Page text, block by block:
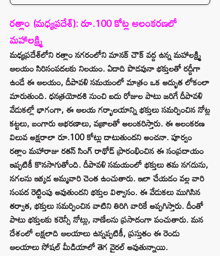
రత్లాం (మధ్యప్రదేశ్): రూ.100 కోట్ల అలంకరణలో
మహాలక్ష్మి
మధ్యప్రదేశ్‌లోని రత్లాం నగరంలోని మానక్ చౌక్ వద్ద ఉన్న మహాలక్ష్మి
ఆలయం సిరిసంపదలకు నిలయం. ఏడాది పొడవునా భక్తులతో రద్దీగా
ఉండే ఈ ఆలయం, దీపావళి సమయంలో మాత్రం ఒక అద్భుత లోకంలా
మారుతుంది. ధనత్రయోదశి నుంచి ఐదు రోజుల పాటు జరిగే దీపావళి
వేడుకల్లో భాగంగా, ఈ ఆలయ గర్భాలయాన్ని భక్తులు సమర్పించిన నోట్ల
కట్టలు, బంగారు ఆభరణాలు, వజ్రాలతో అలంకరిస్తారు. ఈ అలంకరణ
విలువ అక్షరాలా రూ.100 కోట్లు దాటుతుందని అంచనా. పూర్వం
రత్లాం మహారాజు రతన్ సింగ్ రాథోడ్ ప్రారంభించిన ఈ సంప్రదాయం
ఇప్పటికీ కొనసాగుతోంది. దీపావళి సమయంలో భక్తులు తమ నగదును,
నగలను ఇక్కడ అమ్మవారి చెంత ఉంచుతారు. ఇలా చేయడం వల్ల వారి
సంపద రెట్టింపు అవుతుందని భక్తుల విశ్వాసం. ఈ వేడుకలు ముగిసిన
తర్వాత, భక్తులు సమర్పించిన వాటిని తిరిగి వారికే అప్పగిస్తారు. దీంతో
పాటు భక్తులకు కరెన్సీ నోట్లు, నాణేలను ప్రసాదంగా పంచుతారు. మన
దేశంలో లక్షలాది ఆలయాలు ఉన్నప్పటికీ, ప్రస్తుతం ఈ రెండు
ఆలయాలు సోషల్ మీడియాలో తెగ వైరల్ అవుతున్నాయి.